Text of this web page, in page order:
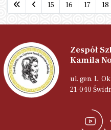
15 16 17 18
Zespół
Kamila
ul. gen. L.
21-040